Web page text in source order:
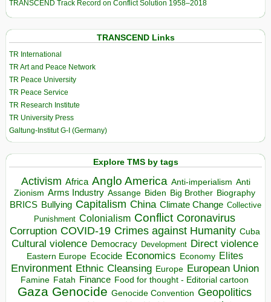
TRANSCEND Track Record on Conflict Solution 1958–2018
TRANSCEND Links
TR International
TR Art and Peace Network
TR Peace University
TR Peace Service
TR Research Institute
TR University Press
Galtung-Institut G-I (Germany)
Explore TMS by tags
Activism Africa Anglo America Anti-imperialism Anti
Zionism Arms Industry Assange Biden Big Brother Biography
BRICS Bullying Capitalism China Climate Change Collective
Punishment Colonialism Conflict Coronavirus
Corruption COVID-19 Crimes against Humanity Cuba
Cultural violence Democracy Development Direct violence
Eastern Europe Ecocide Economics Economy Elites
Environment Ethnic Cleansing Europe European Union
Famine Fatah Finance Food for thought - Editorial cartoon
Gaza Genocide Genocide Convention Geopolitics